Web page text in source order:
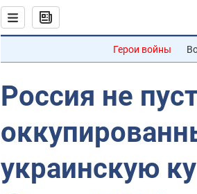
Герои войны
Россия не
украинскую